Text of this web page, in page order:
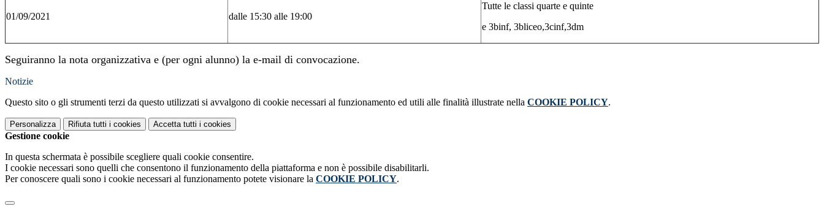
01/09/2021 dalle 15:30 alle 19:00
Tutte le classi quarte e quinte
e 3binf, 3bliceo,3cinf,3dm
Seguiranno la nota organizzativa e (per ogni alunno) la e-mail di convocazione.
Notizie
Questo sito o gli strumenti terzi da questo utilizzati si avvalgono di cookie necessari al funzionamento ed utili alle finalità illustrate nella COOKIE POLICY.
Personalizza Rifiuta tutti i cookies Accetta tutti i cookies
Gestione cookie
In questa schermata è possibile scegliere quali cookie consentire.
I cookie necessari sono quelli che consentono il funzionamento della piattaforma e non è possibile disabilitarli.
Per conoscere quali sono i cookie necessari al funzionamento potete visionare la COOKIE POLICY.